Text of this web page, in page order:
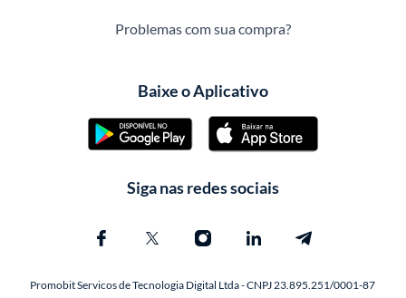
Problemas com sua compra?
Baixe o Aplicativo
Siga nas redes sociais
Promobit Servicos de Tecnologia Digital Ltda - CNPJ 23.895.251/0001-87